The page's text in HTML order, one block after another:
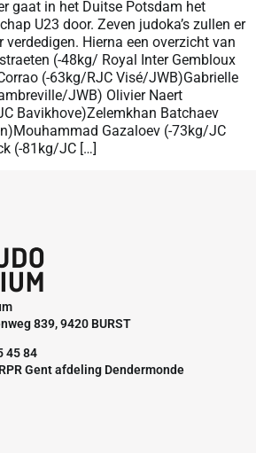
gaat in het Duitse Potsdam het
U23 door. Zeven judoka’s zullen er
verdedigen. Hierna een overzicht van
(-48kg/ Royal Inter Gembloux
(-63kg/RJC Visé/JWB)Gabrielle
JWB) Olivier Naert
Bavikhove)Zelemkhan Batchaev
Gazaloev (-73kg/JC
(-81kg/JC […]
839, 9420 BURST
45 84
Gent afdeling Dendermonde